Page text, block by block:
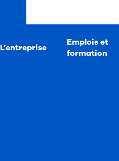
L’entreprise
Emplois et
formation